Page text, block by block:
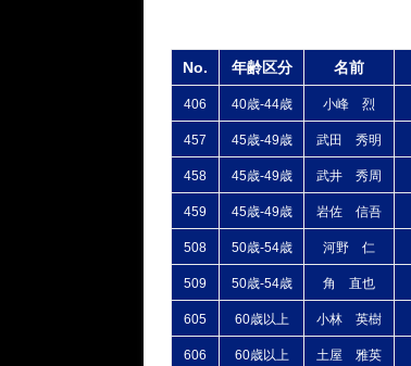
No. 年齢区分 名前
406 40歳‐44歳 小峰 烈
457 45歳-49歳 武田 秀明
458 45歳‐49歳 武井 秀周
459 45歳-49歳 岩佐 信吾
508 50歳-54歳 河野 仁
509 50歳-54歳 角 直也
605 60歳以上 小林 英樹
606 60歳以上 土屋 雅英